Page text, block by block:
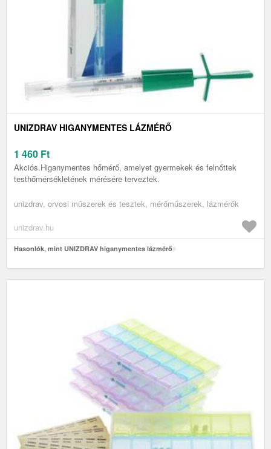
UNIZDRAV HIGANYMENTES LÁZMÉRŐ
1 460 Ft
Akciós.Higanymentes hőmérő, amelyet gyermekek és felnőttek
testhőmérsékletének mérésére terveztek.
unizdrav, orvosi műszerek és tesztek, mérőműszerek, lázmérők
unizdrav.hu
Hasonlók, mint UNIZDRAV higanymentes lázmérő